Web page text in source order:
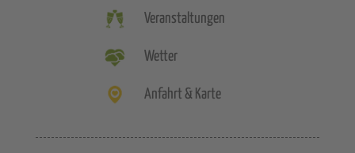
Veranstaltungen
Wetter
Anfahrt & Karte